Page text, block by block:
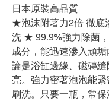
日本原裝高品質
★泡沫附著力2倍 徹底
洗 ★ 99.9%強力除菌
成分，能迅速滲入頑
論是浴缸邊緣、磁磚
亮。強力密著泡泡能
刷洗。只要一瓶，常保